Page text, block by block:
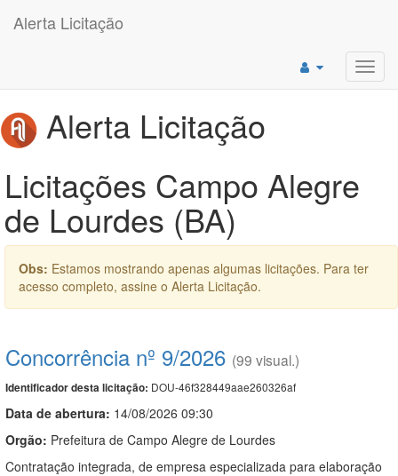
Alerta Licitação
Alerta Licitação
Licitações Campo Alegre
de Lourdes (BA)
Obs: Estamos mostrando apenas algumas licitações. Para ter
acesso completo, assine o Alerta Licitação.
Concorrência nº 9/2026 (99 visual.)
Identificador desta licitação: DOU-46f328449aae260326af
Data de abertura: 14/08/2026 09:30
Orgão: Prefeitura de Campo Alegre de Lourdes
Contratação integrada, de empresa especializada para elaboração